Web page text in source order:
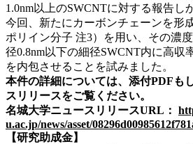
1.0nm以上のSWCNTに対する報告し
今回、新たにカーボンチェーンを形
ポリイン分子 注3）を用い、その濃
径0.8nm以下の細径SWCNT内に高収
を内包させることを試みました。
本件の詳細については、添付PDFも
スリリースをご覧ください。
名城大学ニュースリリースURL：
u.ac.jp/news/asset/
【研究助成金】